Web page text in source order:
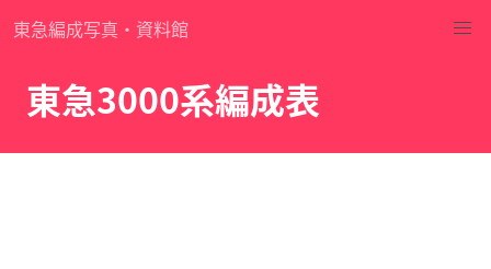
東急編成写真・資料館
東急3000系編成表